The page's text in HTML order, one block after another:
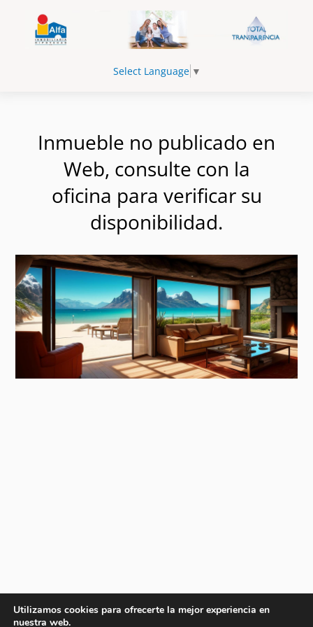
Select Language ▼
Inmueble no publicado en
Web, consulte con la
oficina para verificar su
disponibilidad.
Utilizamos cookies para ofrecerte la mejor experiencia en
nuestra web.